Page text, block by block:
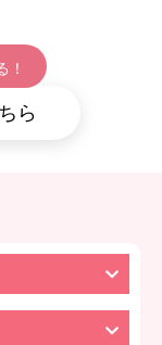
！
ら